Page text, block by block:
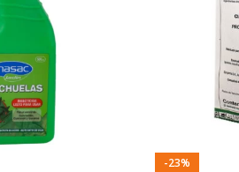
-23%